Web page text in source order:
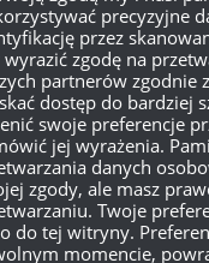
go uprościć?
warstwowy na
precyzyjne
przez
wyrazić zgodę na
partnerów zgodnie
dostęp do bardziej
swoje preferencje
jej wyrażenia.
danych
zgody, ale masz
Twoje
do tej witryny.
momencie,